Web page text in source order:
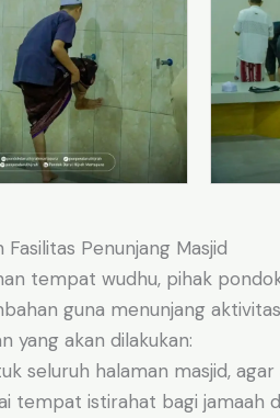
Penunjang Masjid
tempat wudhu, pihak
guna menunjang
yang akan dilakukan:
seluruh halaman masjid,
tempat istirahat bagi jamaah